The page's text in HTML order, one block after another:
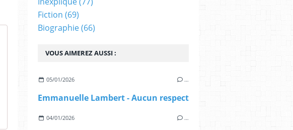
VOUS AIMEREZ AUSSI :
05/01/2026 …
Emmanuelle Lambert - Aucun respect
04/01/2026 …
Fiction (69)
Biographie(66)